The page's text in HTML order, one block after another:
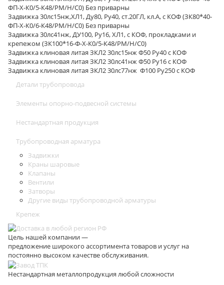
ФП-Х-К0/5-К48/РМ/Н/С0) Без приварны
Задвижка 30лс15нж,ХЛ1, Ду80, Ру40, ст.20ГЛ, кл.А, с КОФ (ЗК80*40-
ФП-Х-К0/6-К48/РМ/Н/С0) Без приварны
Задвижка 30лс41нж, ДУ100, Ру16, ХЛ1, с КОФ, прокладками и
крепежом (ЗК100*16-Ф-Х-К0/5-К48/РМ/Н/С0)
Задвижка клиновая литая ЗКЛ2 30лс15нж Ф50 Ру40 с КОФ
Задвижка клиновая литая ЗКЛ2 30лс41нж Ф50 Ру16 с КОФ
Задвижка клиновая литая ЗКЛ2 30лс77нж Ф100 Ру250 с КОФ
Детали трубопровода
Элементы опорно-подвесной системы
Нестандартная продукция
Трубопроводная арматура
Задвижки
Краны шаровые
Клапаны
Вентили
Затворы
Другие виды трубопроводной арматуры
Крепеж
Цель нашей компании —
предложение широкого ассортимента товаров и услуг на
постоянно высоком качестве обслуживания.
Нестандартная металлопродукция любой сложности